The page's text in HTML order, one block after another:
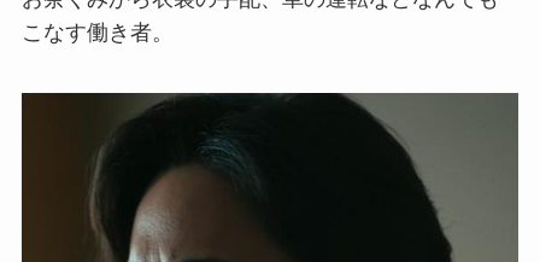
こなす働き者。